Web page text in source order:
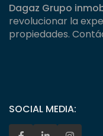
Dagaz Grupo
revolucionar la
propiedades.
SOCIAL MEDIA: